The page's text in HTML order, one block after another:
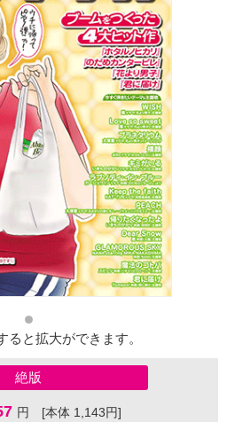
ると拡大ができます。
絶版
円 [本体 1,143円]